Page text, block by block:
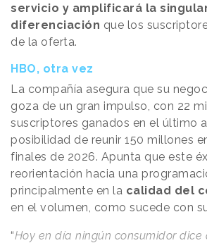
servicio y amplificará la
diferenciación que los
de la oferta.
HBO, otra vez
La compañía asegura que su
goza de un gran impulso, con 22
suscriptores ganados en el último
posibilidad de reunir 150 millones
finales de 2026. Apunta que este
reorientación hacia una
principalmente en la calidad del
en el volumen, como sucede con
“Hoy en día ningún consumidor dice